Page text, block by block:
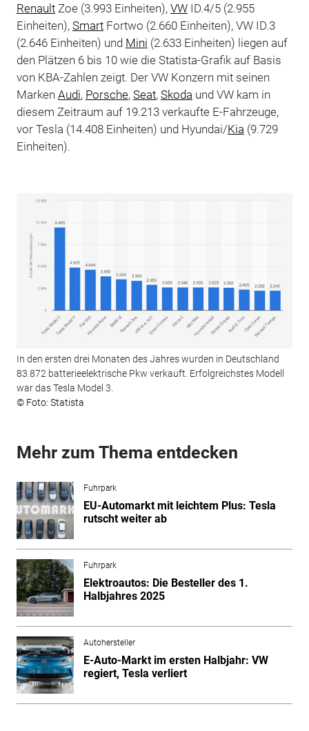
RenaultZoe (3.993 Einheiten), VWID.4/5 (2.955
Einheiten), SmartFortwo (2.660 Einheiten), VW ID.3
(2.646 Einheiten) und Mini (2.633 Einheiten) liegen auf
den Plätzen 6 bis 10 wie die Statista-Grafik auf Basis
von KBA-Zahlen zeigt. Der VW Konzern mit seinen
Marken Audi, Porsche, Seat, Skoda und VW kam in
diesem Zeitraum auf 19.213 verkaufte E-Fahrzeuge,
vor Tesla (14.408 Einheiten) und Hyundai/Kia (9.729
Einheiten).
In den ersten drei Monaten des Jahres wurden in Deutschland
83.872 batterieelektrische Pkw verkauft. Erfolgreichstes Modell
war das Tesla Model 3.
© Foto: Statista
Mehr zum Thema entdecken
Fuhrpark
EU-Automarkt mit leichtem Plus: Tesla
rutscht weiter ab
Fuhrpark
Elektroautos: Die Besteller des 1.
Halbjahres 2025
Autohersteller
E-Auto-Markt im ersten Halbjahr: VW
regiert, Tesla verliert